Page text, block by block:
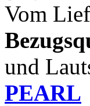
Vom
und
PEARL